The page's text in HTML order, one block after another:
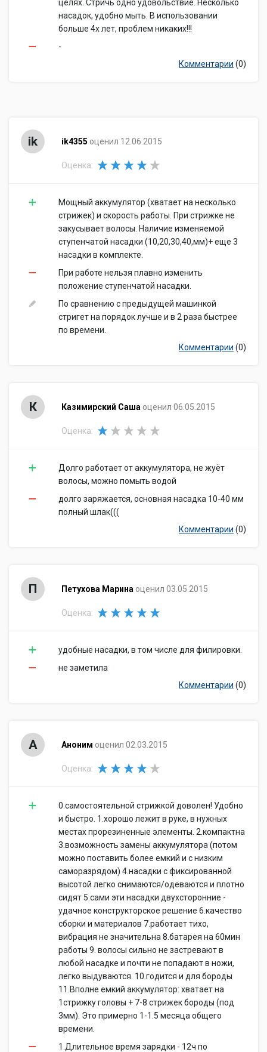
целях. Стричь одно удовольствие. Несколько
насадок, удобно мыть. В использовании
больше 4х лет, проблем никаких!!!
-
Комментарии (0)
ik ik4355 оценил 12.06.2015
Оценка:
Мощный аккумулятор (хватает на несколько
стрижек) и скорость работы. При стрижке не
закусывает волосы. Наличие изменяемой
ступенчатой насадки (10,20,30,40,мм)+ еще 3
насадки в комплекте.
При работе нельзя плавно изменить
положение ступенчатой насадки.
По сравнению с предыдущей машинкой
стригет на порядок лучше и в 2 раза быстрее
по времени.
Комментарии (0)
К Казимирский Саша оценил 06.05.2015
Оценка:
Долго работает от аккумулятора, не жуёт
волосы, можно помыть водой
долго заряжается, основная насадка 10-40 мм
полный шлак(((
Комментарии (0)
П Петухова Марина оценил 03.05.2015
Оценка:
удобные насадки, в том числе для филировки.
не заметила
Комментарии (0)
А Аноним оценил 02.03.2015
Оценка:
0.самостоятельной стрижкой доволен! Удобно
и быстро. 1.хорошо лежит в руке, в нужных
местах прорезиненные элементы. 2.компактна
3.возможность замены аккумулятора (потом
можно поставить более емкий и с низким
саморазрядом) 4.насадки с фиксированной
высотой легко снимаются/одеваются и плотно
сидят 5.сами эти насадки двухсторонние -
удачное конструкторское решение 6.качество
сборки и материалов 7.работает тихо,
вибрация не значительна 8.батарея на 60мин
работы 9. волосы сильно не застревают в
любой насадке и почти не попадают в ножи,
легко выдуваются. 10.годится и для бороды
11.Вполне емкий аккумулятор: хватает на
1стрижку головы + 7-8 стрижек бороды (под
3мм). Это примерно 1-1.5 месяца общего
времени.
1.Длительное время зарядки - 12ч по